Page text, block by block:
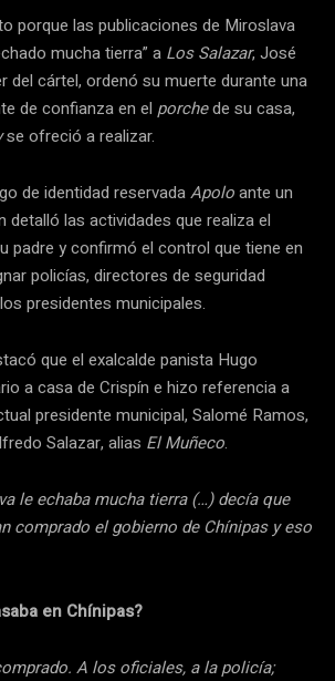
porque las publicaciones de Miroslava
mucha tierra” a Los Salazar, José
del cártel, ordenó su muerte durante una
de confianza en el porchede su casa,
se ofreció a realizar.
de identidad reservadaApoloante un
detalló las actividades que realiza el
padre y confirmó el control que tiene en
policías, directores de seguridad
presidentes municipales.
que el exalcalde panista Hugo
a casa de Crispín e hizo referencia a
presidente municipal, Salomé Ramos,
Salazar, alias El Muñeco.
le echaba mucha tierra (…) decía que
comprado el gobierno de Chínipas y eso
en Chínipas?
A los oficiales, a la policía;